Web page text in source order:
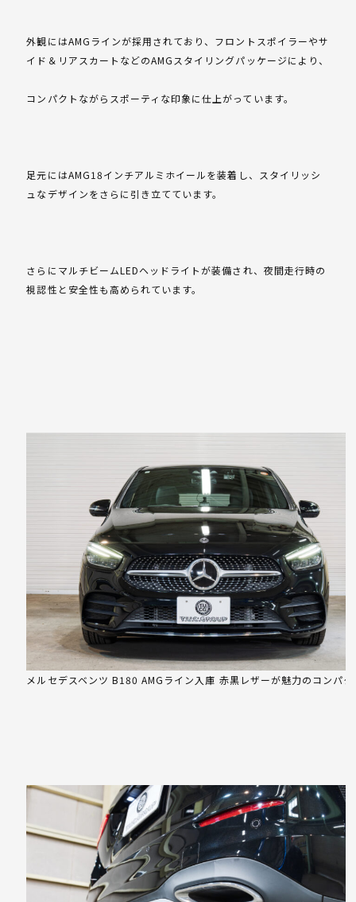
外観にはAMGラインが採用されており、フロントスポイラーやサ
イド＆リアスカートなどのAMGスタイリングパッケージにより、
コンパクトながらスポーティな印象に仕上がっています。
足元にはAMG18インチアルミホイールを装着し、スタイリッシ
ュなデザインをさらに引き立てています。
さらにマルチビームLEDヘッドライトが装備され、夜間走行時の
視認性と安全性も高められています。
メルセデスベンツ B180 AMGライン入庫 赤黒レザーが魅力のコンパ